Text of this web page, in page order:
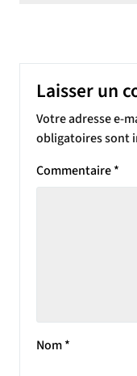
Laisser un
Votre adresse e-
obligatoires sont
Commentaire*
Nom*